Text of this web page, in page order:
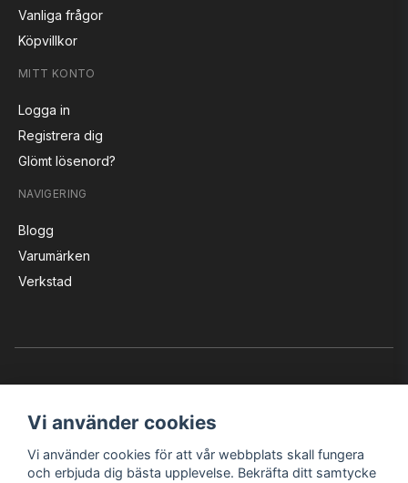
Vanliga frågor
Köpvillkor
MITT KONTO
Logga in
Registrera dig
Glömt lösenord?
NAVIGERING
Blogg
Varumärken
Verkstad
Instagram Facebook YouTube
Vi använder cookies
Vi använder cookies för att vår webbplats skall fungera
och erbjuda dig bästa upplevelse. Bekräfta ditt samtycke